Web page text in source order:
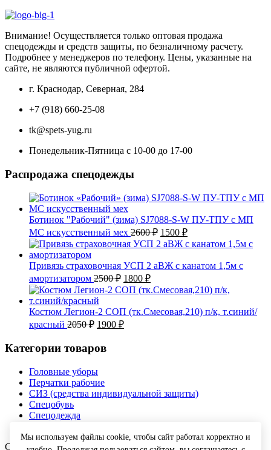
Внимание! Осуществляется только оптовая продажа
спецодежды и средств защиты, по безналичному расчету.
Подробнее у менеджеров по телефону. Цены, указанные на
сайте, не являются публичной офертой.
г. Краснодар, Северная, 284
+7 (918) 660-25-08
tk@spets-yug.ru
Понедельник-Пятница с 10-00 до 17-00
Распродажа спецодежды
Ботинок "Рабочий" (зима) SJ7088-S-W ПУ-ТПУ с МП
МС искусственный мех 2600₽ Первоначальная
цена
составляла
2600 ₽.
1500 ₽Текущая
цена:
Привязь страховочная УСП 2 аВЖ с канатом 1,5м с
амортизатором 2500₽ Первоначальная
цена
составляла
2500 ₽.
1800 ₽Текущая
цена:
Костюм Легион-2 СОП (тк.Смесовая,210) п/к, т.синий/
красный 2050₽ Первоначальная
1900 ₽Текущая
Категории товаров
Головные уборы
Перчатки рабочие
СИЗ (средства индивидуальной защиты)
Спецобувь
Спецодежда
Copyright © 2026 Спецодежда оптом с доставкой. Все права
Мы используем файлы cookie, чтобы сайт работал корректно и